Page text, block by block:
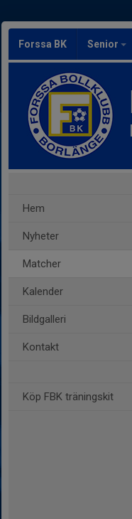
Forssa BK Senior
Hem
Nyheter
Matcher
Kalender
Bildgalleri
Kontakt
Köp FBK träningskit